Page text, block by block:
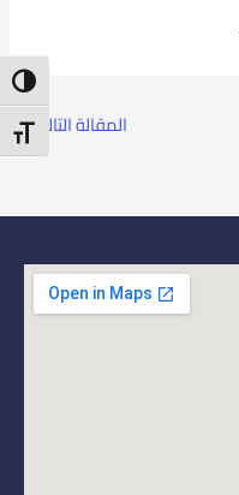
Sizeالمقالة التالية←